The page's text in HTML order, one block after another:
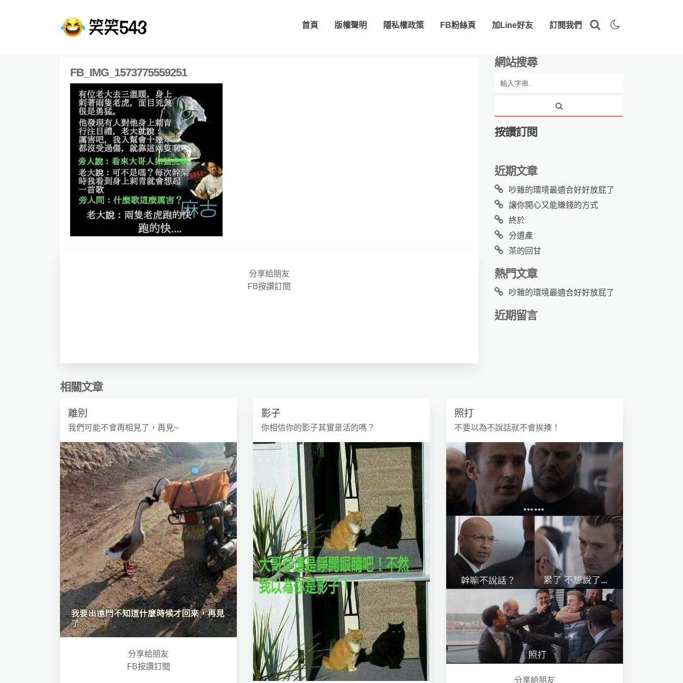
首頁 版權聲明 隱私權政策 FB粉絲頁 加Line好友 訂閱我們
FB_IMG_1573775559251
分享給朋友
FB按讚訂閱
網站搜尋
按讚訂閱
近期文章
吵雜的環境最適合好好放屁了
讓你開心又能賺錢的方式
終於
分遺產
茶的回甘
熱門文章
吵雜的環境最適合好好放屁了
近期留言
相關文章
離別
我們可能不會再相見了，再見~
分享給朋友
FB按讚訂閱
影子
你相信你的影子其實是活的嗎？
照打
不要以為不說話就不會挨揍！
分享給朋友